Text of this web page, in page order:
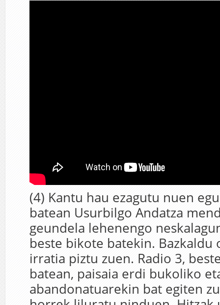
(4) Kantu hau ezagutu nuen
batean Usurbilgo Andatza
geundela lehenengo
beste bikote batekin. Bazkaldu
irratia piztu zuen. Radio 3,
batean, paisaia erdi bukoliko
abandonatuarekin bat egiten